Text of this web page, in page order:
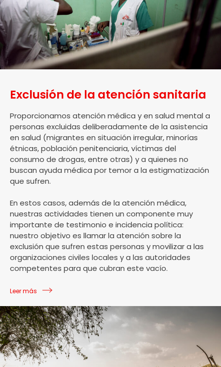
Exclusión de la atención sanitaria
Proporcionamos atención médica y en salud mental a
personas excluidas deliberadamente de la asistencia
en salud (migrantes en situación irregular, minorías
étnicas, población penitenciaria, víctimas del
consumo de drogas, entre otras) y a quienes no
buscan ayuda médica por temor a la estigmatización
que sufren.
En estos casos, además de la atención médica,
nuestras actividades tienen un componente muy
importante de testimonio e incidencia política:
nuestro objetivo es llamar la atención sobre la
exclusión que sufren estas personas y movilizar a las
organizaciones civiles locales y a las autoridades
competentes para que cubran este vacío.
Leer más